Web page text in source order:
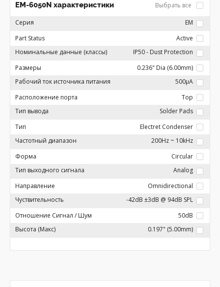
EM-6050N характеристики Выбрать все
Серия
EM
Part Status
Active
Номинальные данные (классы)
IP50 - Dust Protection
Размеры
0.236" Dia (6.00mm)
Рабочий ток источника питания
500µA
Расположение порта
Top
Тип вывода
Solder Pads
Тип
Electret Condenser
Частотный диапазон
200Hz ~ 10kHz
Форма
Circular
Тип выходного сигнала
Analog
Направление
Omnidirectional
Чуствительность
-42dB ±3dB @ 94dB SPL
Отношение Сигнал / Шум
50dB
Высота (Макс)
0.197" (5.00mm)